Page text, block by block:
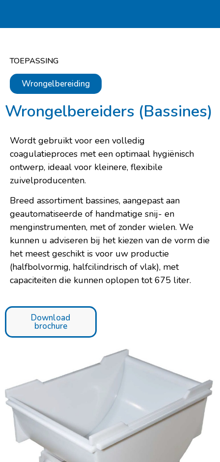
TOEPASSING
Wrongelbereiding
Wrongelbereiders (Bassines)
Wordt gebruikt voor een volledig
coagulatieproces met een optimaal hygiënisch
ontwerp, ideaal voor kleinere, flexibile
zuivelproducenten.
Breed assortiment bassines, aangepast aan
geautomatiseerde of handmatige snij- en
menginstrumenten, met of zonder wielen. We
kunnen u adviseren bij het kiezen van de vorm die
het meest geschikt is voor uw productie
(halfbolvormig, halfcilindrisch of vlak), met
capaciteiten die kunnen oplopen tot 675 liter.
Download
brochure